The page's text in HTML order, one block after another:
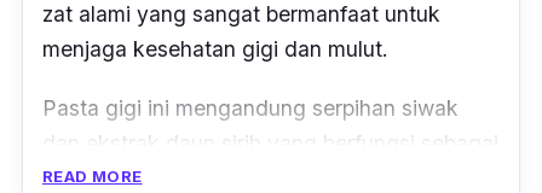
zat alami yang sangat bermanfaat untuk
menjaga kesehatan gigi dan mulut.
Pasta gigi ini mengandung serpihan siwak
dan ekstrak daun sirih yang berfungsi sebagai
antibacterial alami untuk membunuh bakteri
READ MORE